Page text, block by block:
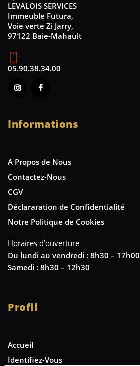
LEVALOIS SERVICES
Immeuble Futura,
Voie verte Zi Jarry,
97122 Baie-Mahault
05.90.38.34.00
Informations
A Propos de Nous
Contactez-Nous
CGV
Déclararation de Confidentialité
Notre Politique de Cookies
Horaires d’ouverture
Du lundi au vendredi : 8h30 – 17h00
Samedi : 8h30 – 12h30
Profil
Accueil
Identifiez-Vous